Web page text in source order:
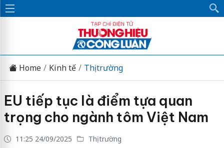
Home Kinh tế Thị trường
EU tiếp tục là điểm tựa quan
trọng cho ngành tôm Việt Nam
11:25 24/09/2025 Thị trường